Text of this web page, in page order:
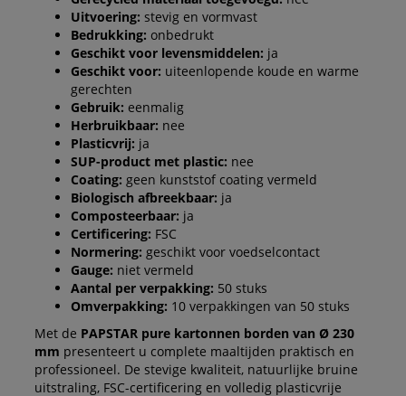
Uitvoering: stevig en vormvast
Bedrukking: onbedrukt
Geschikt voor levensmiddelen: ja
Geschikt voor: uiteenlopende koude en warme
gerechten
Gebruik: eenmalig
Herbruikbaar: nee
Plasticvrij: ja
SUP-product met plastic: nee
Coating: geen kunststof coating vermeld
Biologisch afbreekbaar: ja
Composteerbaar: ja
Certificering: FSC
Normering: geschikt voor voedselcontact
Gauge: niet vermeld
Aantal per verpakking: 50 stuks
Omverpakking: 10 verpakkingen van 50 stuks
Met de PAPSTAR pure kartonnen borden van Ø 230
mm presenteert u complete maaltijden praktisch en
professioneel. De stevige kwaliteit, natuurlijke bruine
uitstraling, FSC-certificering en volledig plasticvrije